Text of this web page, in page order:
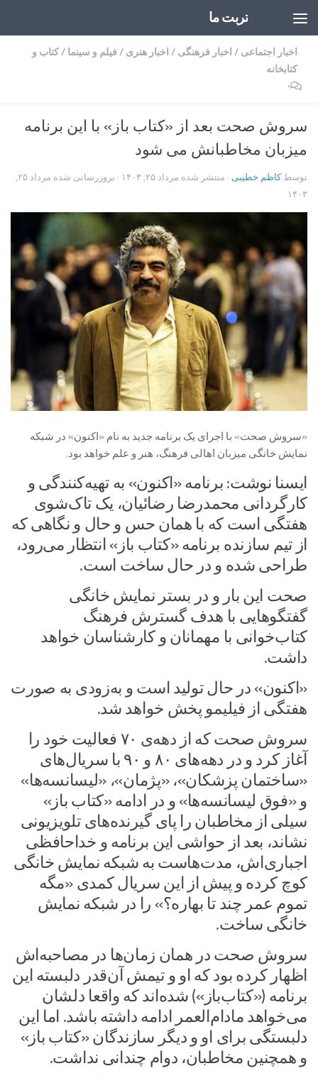
تربت ما
اخبار اجتماعی / اخبار فرهنگی / اخبار هنری / فیلم و سینما /کتاب و
کتابخانه
۰
سروش صحت بعد از «کتاب باز» با این برنامه
میزبان مخاطبانش می شود
توسطکاظم خطیبی · منتشر شده مرداد ۲۵, ۱۴۰۳ · بروزرسانی شده
مرداد ۲۵,
۱۴۰۳
«سروش صحت» با اجرای یک برنامه‌ جدید به نام «اکنون» در شبکه
نمایش خانگی میزبان اهالی فرهنگ، هنر و علم خواهد بود.
ایسنا نوشت: برنامه «اکنون» به تهیه‌کنندگی و
کارگردانی محمدرضا رضائیان، یک تاک‌شوی
هفتگی است که با همان حس و حال و نگاهی که
از تیم سازنده برنامه «کتاب باز» انتظار می‌رود،
طراحی شده و در حال ساخت است.
صحت این بار و در بستر نمایش خانگی
گفتگوهایی با هدف گسترش فرهنگ
کتاب‌خوانی با مهمانان و کارشناسان خواهد
داشت.
«اکنون» در حال تولید است و به‌زودی به صورت
هفتگی از فیلیمو پخش خواهد شد.
سروش صحت که از دهه‌ی ۷۰ فعالیت خود را
آغاز کرد و در دهه‌های ۸۰ و ۹۰ با سریال‌های
«ساختمان پزشکان»، «پژمان»، «لیسانسه‌ها»
و «فوق لیسانسه‌ها» و در ادامه «کتاب باز»
سیلی از مخاطبان را پای گیرنده‌های تلویزیونی
نشاند، بعد از حواشی این برنامه و خداحافظی
اجباری‌اش، مدت‌هاست به شبکه نمایش خانگی
کوچ کرده و پیش از این سریال کمدی «مگه
تموم عمر چند تا بهاره؟» را در شبکه نمایش
خانگی ساخت.
سروش صحت در همان زمان‌ها در مصاحبه‌اش
اظهار کرده بود که او و تیمش آن‌قدر دلبسته این
برنامه («کتاب‌باز») شده‌اند که واقعا دلشان
می‌خواهد مادام‌العمر ادامه داشته باشد. اما این
دلبستگی برای او و دیگر سازندگان «کتاب باز»
و همچنین مخاطبان، دوام چندانی نداشت.